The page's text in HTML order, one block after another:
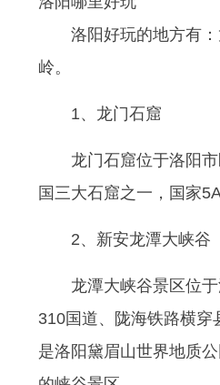
洛阳好玩的地方有
岭。
1、龙门石窟
龙门石窟位于洛阳
国三大石窟之一，国家5A
2、新安龙潭大峡谷
龙潭大峡谷景区位
310国道、陇海铁路横穿
是洛阳黛眉山世界地质